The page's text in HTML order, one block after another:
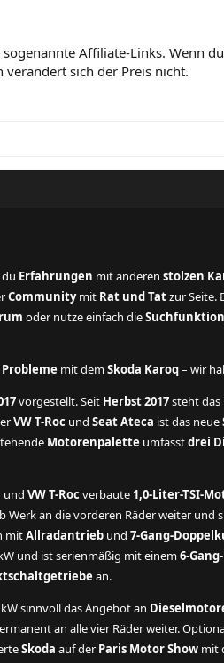
Affiliate-Links. Wenn
sich der Preis nicht.
Erfahrungen mit anderen stolzen
Communitymit Rat und Tatzur Seite.
oder nutze einfach dieSuchfunktion
Probleme mit demSkoda Karoq– wir
vorgestellt. Seit Herbst 2017steht das
VW T-Roc und Seat Ateca ist das neue
Motorenpalette umfasstdrei
und VW T-Rocverbaute 1,0-Liter-TSI-
Werk an die vorderen Räder weiter und
mitAllradantrieb und 7-Gang-
und ist serienmäßig mit einem6-
an.
sinnvoll das Angebot an
an alle vier Räder weiter.
Skoda auf der Paris Motor Show mit